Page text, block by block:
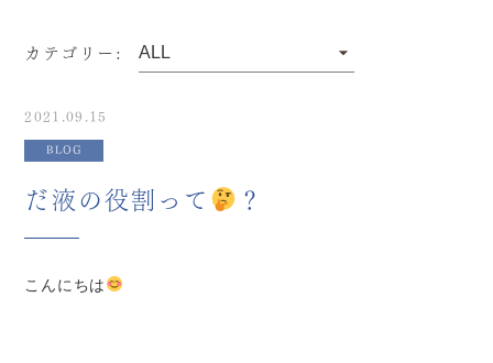
カテゴリー:
2021.09.15
BLOG
だ液の役割って ？
こんにちは